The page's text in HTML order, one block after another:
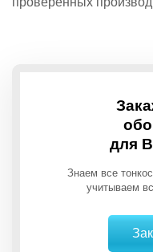
для
Знаем все
учитываем